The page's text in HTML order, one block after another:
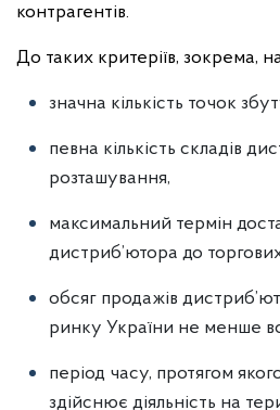
контрагентів.
До таких критеріїв, зокрема,
значна кількість точок
певна кількість складів
розташування,
максимальний термін
дистриб’ютора до
обсяг продажів
ринку України не менше
період часу, протягом
здійснює діяльність на